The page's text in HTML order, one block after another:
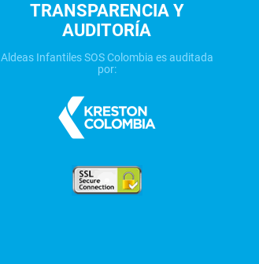
TRANSPARENCIA Y
AUDITORÍA
Aldeas Infantiles SOS Colombia es auditada
por: